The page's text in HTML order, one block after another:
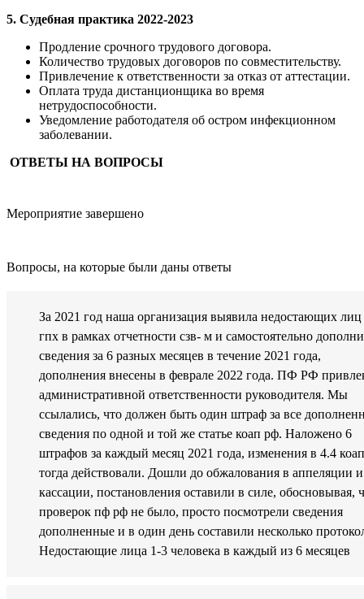
5. Судебная практика 2022-2023
Продление срочного трудового договора.
Количество трудовых договоров по совместительству.
Привлечение к ответственности за отказ от аттестации.
Оплата труда дистанционщика во время
нетрудоспособности.
Уведомление работодателя об остром инфекционном
заболевании.
ОТВЕТЫ НА ВОПРОСЫ
Мероприятие завершено
Вопросы, на которые были даны ответы
За 2021 год наша организация выявила недостающих
гпх в рамках отчетности сзв- м и самостоятельно
сведения за 6 разных месяцев в течение 2021 года,
дополнения внесены в феврале 2022 года. ПФ РФ
административной ответственности руководителя. Мы
ссылались, что должен быть один штраф за все
сведения по одной и той же статье коап рф. Наложено 6
штрафов за каждый месяц 2021 года, изменения в 4.4
тогда действовали. Дошли до обжалования в аппеляции и
кассации, постановления оставили в силе, обосновывая,
проверок пф рф не было, просто посмотрели сведения
дополненные и в один день составили несколько
Недостающие лица 1-3 человека в каждый из 6 месяцев